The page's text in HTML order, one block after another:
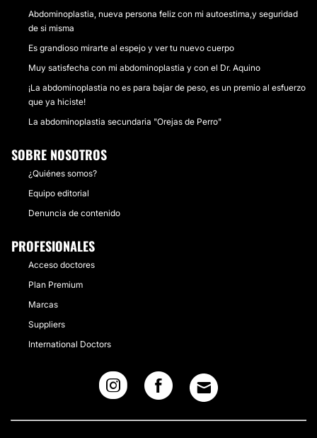
Abdominoplastia, nueva persona feliz con mi autoestima,y seguridad
de si misma
Es grandioso mirarte al espejo y ver tu nuevo cuerpo
Muy satisfecha con mi abdominoplastia y con el Dr. Aquino
¡La abdominoplastia no es para bajar de peso, es un premio al esfuerzo
que ya hiciste!
La abdominoplastia secundaria "Orejas de Perro"
SOBRE NOSOTROS
¿Quiénes somos?
Equipo editorial
Denuncia de contenido
PROFESIONALES
Acceso doctores
Plan Premium
Marcas
Suppliers
International Doctors